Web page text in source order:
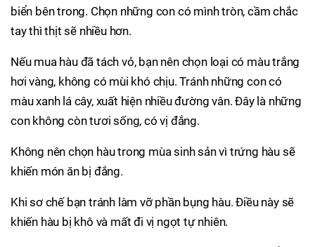
biển bên trong. Chọn những con có mình tròn, cầm chắc
tay thì thịt sẽ nhiều hơn.
Nếu mua hàu đã tách vỏ, bạn nên chọn loại có màu trắng
hơi vàng, không có mùi khó chịu. Tránh những con có
màu xanh lá cây, xuất hiện nhiều đường vân. Đây là những
con không còn tươi sống, có vị đắng.
Không nên chọn hàu trong mùa sinh sản vì trứng hàu sẽ
khiến món ăn bị đắng.
Khi sơ chế bạn tránh làm vỡ phần bụng hàu. Điều này sẽ
khiến hàu bị khô và mất đi vị ngọt tự nhiên.